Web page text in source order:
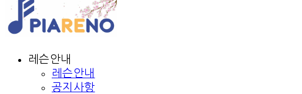
레슨안내
레슨안내
공지사항